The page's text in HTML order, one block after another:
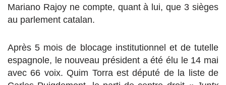
Mariano Rajoy ne compte, quant à lui, que 3 sièges
au parlement catalan.
Après 5 mois de blocage institutionnel et de tutelle
espagnole, le nouveau président a été élu le 14 mai
avec 66 voix. Quim Torra est député de la liste de